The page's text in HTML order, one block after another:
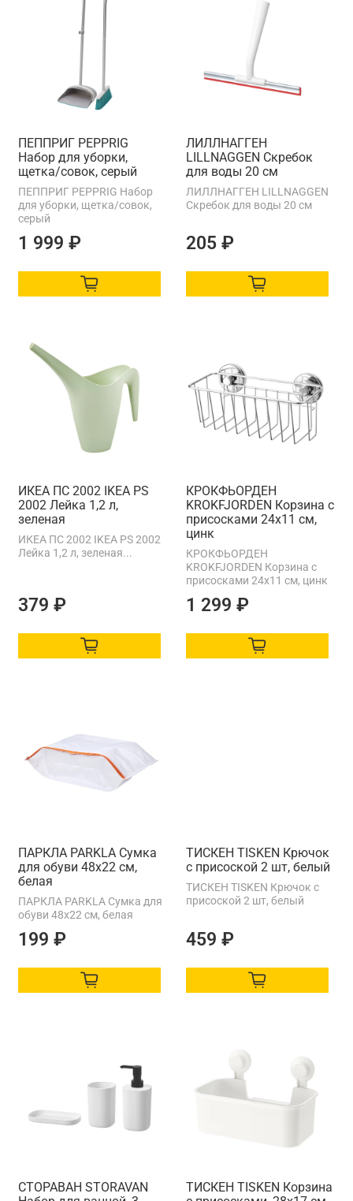
ПЕППРИГ PEPPRIG
Набор для уборки,
щетка/совок, серый
ПЕППРИГ PEPPRIG Набор
для уборки, щетка/совок,
серый
1 999 ₽
ЛИЛЛНАГГЕН
LILLNAGGEN Скребок
для воды 20 см
ЛИЛЛНАГГЕН LILLNAGGEN
Скребок для воды 20 см
205 ₽
ИКЕА ПС 2002 IKEA PS
2002 Лейка 1,2 л,
зеленая
ИКЕА ПС 2002 IKEA PS 2002
Лейка 1,2 л, зеленая...
379 ₽
КРОКФЬОРДЕН
KROKFJORDEN Корзина с
присосками 24x11 см,
цинк
КРОКФЬОРДЕН
KROKFJORDEN Корзина с
присосками 24x11 см, цинк
1 299 ₽
ПАРКЛА PARKLA Сумка
для обуви 48x22 см,
белая
ПАРКЛА PARKLA Сумка для
обуви 48x22 см, белая
199 ₽
ТИСКЕН TISKEN Крючок
с присоской 2 шт, белый
ТИСКЕН TISKEN Крючок с
присоской 2 шт, белый
459 ₽
СТОРАВАН STORAVAN
ТИСКЕН TISKEN Корзина